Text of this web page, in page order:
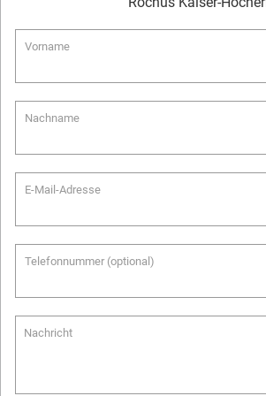
Vorname
Nachname
E-Mail-Adresse
Telefonnummer (optional)
Nachricht